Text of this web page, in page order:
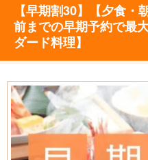
【早期割30】【夕食・
前までの早期予約で最
ダード料理】